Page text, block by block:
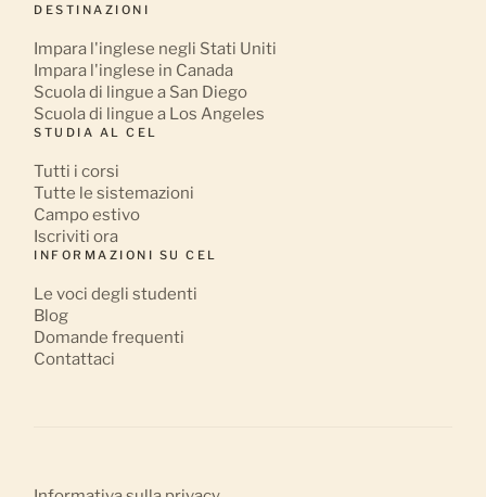
DESTINAZIONI
Impara l'inglese negli Stati Uniti
Impara l'inglese in Canada
Scuola di lingue a San Diego
Scuola di lingue a Los Angeles
STUDIA AL CEL
Tutti i corsi
Tutte le sistemazioni
Campo estivo
Iscriviti ora
INFORMAZIONI SU CEL
Le voci degli studenti
Blog
Domande frequenti
Contattaci